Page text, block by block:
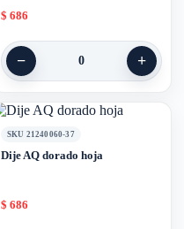
$ 686
− 0 +
SKU 21240060-37
Dije AQ dorado hoja
$ 686